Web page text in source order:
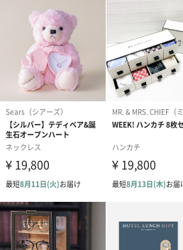
ハンドクリーム3本セッ
ト【ありがとう】
（1,100円）
シャワー
ドクリー
レープフル
（2,145円
リラックスグッズ
リラックスグッズを同梱してお届けし